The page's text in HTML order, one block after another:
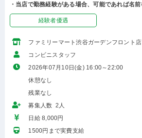
・当店で勤務経験がある場合、可能であれば名
経験者優遇
ファミリーマート渋谷ガーデンフロント店
コンビニスタッフ
2026年07月10日(金) 16:00～22:00
休憩なし
残業なし
募集人数 2人
日給 8,000円
1500円まで実費支給